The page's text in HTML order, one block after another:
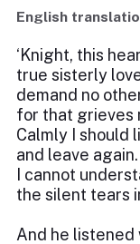
English
‘Knight, this
true sisterly
demand no
for that grieves
Calmly I should
and leave again.
I cannot
the silent tears
And he